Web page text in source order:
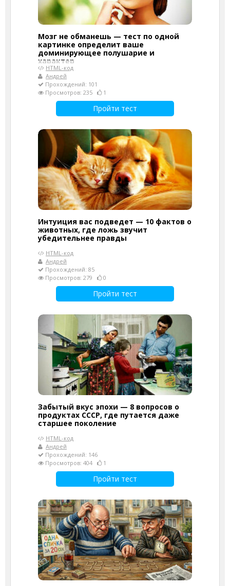
Мозг не обманешь — тест по одной
картинке определит ваше
доминирующее полушарие и
характер
HTML-код
Андрей
Прохождений: 101
Просмотров: 235
1
Пройти тест
Интуиция вас подведет — 10 фактов о
животных, где ложь звучит
убедительнее правды
HTML-код
Андрей
Прохождений: 85
Просмотров: 279
0
Пройти тест
Забытый вкус эпохи — 8 вопросов о
продуктах СССР, где путается даже
старшее поколение
HTML-код
Андрей
Прохождений: 146
Просмотров: 404
1
Пройти тест